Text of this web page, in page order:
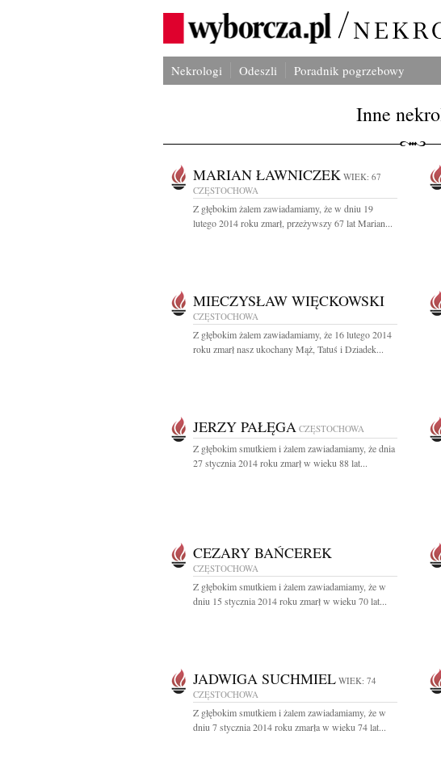
Nekrologi Odeszli Poradnik pogrzebowy
Inne
MARIAN ŁAWNICZEK WIEK: 67
CZĘSTOCHOWA
Z głębokim żalem zawiadamiamy, że w dniu 19
lutego 2014 roku zmarł, przeżywszy 67 lat Marian...
MIECZYSŁAW WIĘCKOWSKI
CZĘSTOCHOWA
Z głębokim żalem zawiadamiamy, że 16 lutego 2014
roku zmarł nasz ukochany Mąż, Tatuś i Dziadek...
JERZY PAŁĘGA CZĘSTOCHOWA
Z głębokim smutkiem i żalem zawiadamiamy, że dnia
27 stycznia 2014 roku zmarł w wieku 88 lat...
CEZARY BAŃCEREK
CZĘSTOCHOWA
Z głębokim smutkiem i żalem zawiadamiamy, że w
dniu 15 stycznia 2014 roku zmarł w wieku 70 lat...
JADWIGA SUCHMIEL WIEK: 74
CZĘSTOCHOWA
Z głębokim smutkiem i żalem zawiadamiamy, że w
dniu 7 stycznia 2014 roku zmarła w wieku 74 lat...